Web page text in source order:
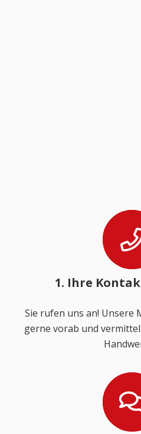
1. Ihre
Sie rufen uns an! Unsere
gerne vorab und